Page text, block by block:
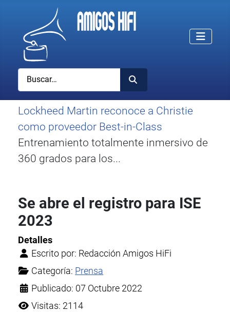
Buscar
Lockheed Martin reconoce a Christie
como proveedor Best-in-Class
Entrenamiento totalmente inmersivo de
360 grados para los...
Se abre el registro para ISE
2023
Detalles
Escrito por: Redacción Amigos HiFi
Categoría: Prensa
Publicado: 07 Octubre 2022
Visitas: 2114